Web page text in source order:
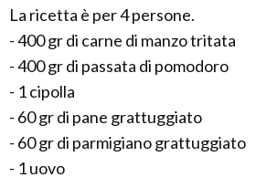
La ricetta è per 4 persone.
- 400 gr di carne di manzo tritata
- 400 gr di passata di pomodoro
- 1 cipolla
- 60 gr di pane grattuggiato
- 60 gr di parmigiano grattuggiato
- 1 uovo